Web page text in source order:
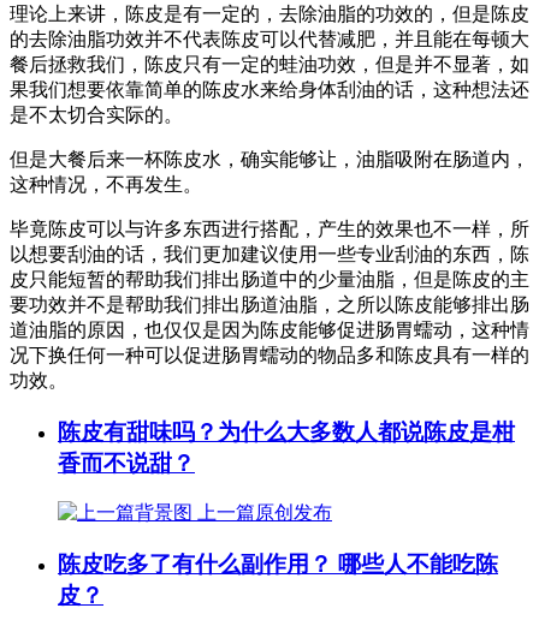
理论上来讲，陈皮是有一定的，去除油脂的功效的，但是陈皮
的去除油脂功效并不代表陈皮可以代替减肥，并且能在每顿大
餐后拯救我们，陈皮只有一定的蛙油功效，但是并不显著，如
果我们想要依靠简单的陈皮水来给身体刮油的话，这种想法还
是不太切合实际的。
但是大餐后来一杯陈皮水，确实能够让，油脂吸附在肠道内，
这种情况，不再发生。
毕竟陈皮可以与许多东西进行搭配，产生的效果也不一样，所
以想要刮油的话，我们更加建议使用一些专业刮油的东西，陈
皮只能短暂的帮助我们排出肠道中的少量油脂，但是陈皮的主
要功效并不是帮助我们排出肠道油脂，之所以陈皮能够排出肠
道油脂的原因，也仅仅是因为陈皮能够促进肠胃蠕动，这种情
况下换任何一种可以促进肠胃蠕动的物品多和陈皮具有一样的
功效。
陈皮有甜味吗？为什么大多数人都说陈皮是柑
香而不说甜？
上一篇原创发布
陈皮吃多了有什么副作用？ 哪些人不能吃陈
皮？